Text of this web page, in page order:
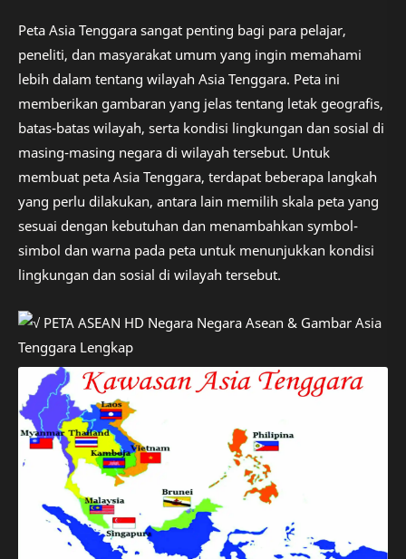
Peta Asia Tenggara sangat penting bagi para pelajar,
peneliti, dan masyarakat umum yang ingin memahami
lebih dalam tentang wilayah Asia Tenggara. Peta ini
memberikan gambaran yang jelas tentang letak geografis,
batas-batas wilayah, serta kondisi lingkungan dan sosial di
masing-masing negara di wilayah tersebut. Untuk
membuat peta Asia Tenggara, terdapat beberapa langkah
yang perlu dilakukan, antara lain memilih skala peta yang
sesuai dengan kebutuhan dan menambahkan symbol-
simbol dan warna pada peta untuk menunjukkan kondisi
lingkungan dan sosial di wilayah tersebut.